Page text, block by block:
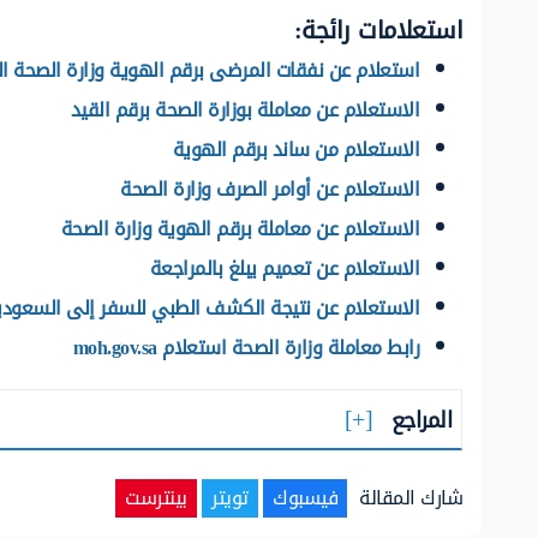
استعلامات رائجة:
استعلام عن نفقات المرضى برقم الهوية وزارة الصحة
الاستعلام عن معاملة بوزارة الصحة برقم القيد
الاستعلام من ساند برقم الهوية
الاستعلام عن أوامر الصرف وزارة الصحة
الاستعلام عن معاملة برقم الهوية وزارة الصحة
الاستعلام عن تعميم يبلغ بالمراجعة
الاستعلام عن نتيجة الكشف الطبي للسفر إلى
رابط معاملة وزارة الصحة استعلام moh.gov.sa
المراجع
شارك المقالة فيسبوك تويتر بينترست